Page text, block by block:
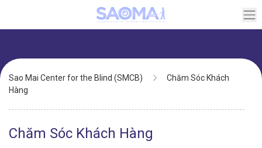
main
Breadcrumb
Sao Mai Center for the Blind (SMCB)
Chăm Sóc Khách
Hàng
Chăm Sóc Khách Hàng